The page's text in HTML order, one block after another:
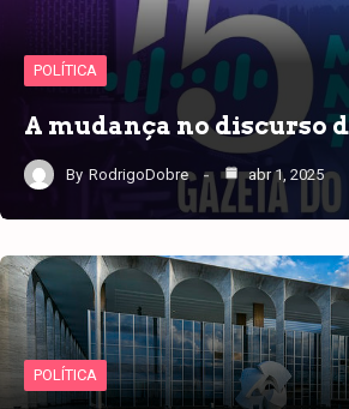
POLÍTICA
A mudança no discurso
By RodrigoDobre abr 1, 2025
POLÍTICA